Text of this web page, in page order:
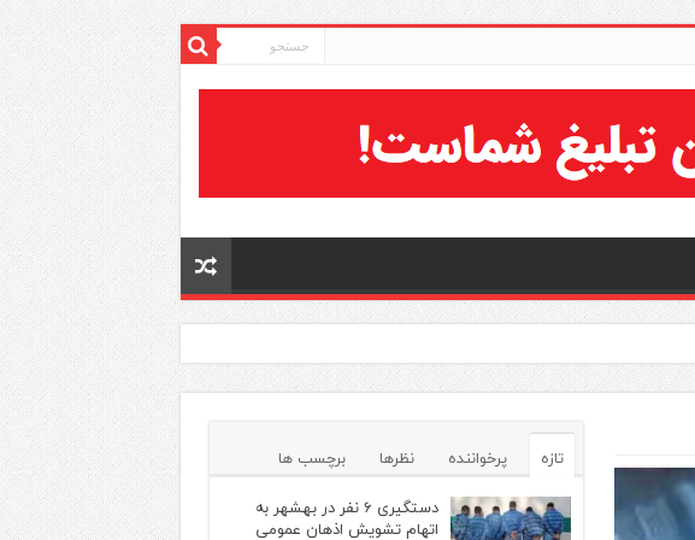
تازه
پرخواننده نظرها
برچسب ها
دستگیری ۶ نفر در بهشهر به
اتهام تشویش اذهان عمومی